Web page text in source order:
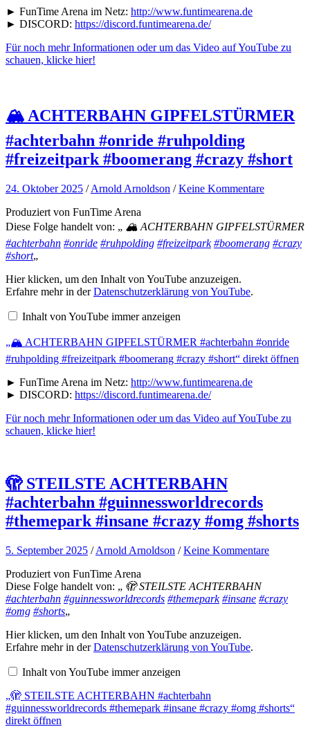
#short“
von
anzeigen
► FunTime Arena im Netz: http://www.funtimearena.de
► DISCORD: https://discord.funtimearena.de/
Für noch mehr Informationen oder um das Video auf YouTube zu
schauen, klicke hier!
🏔️ ACHTERBAHN GIPFELSTÜRMER
#achterbahn #onride #ruhpolding
#freizeitpark #boomerang #crazy #short
24. Oktober 2025 /Arnold Arnoldson /Keine Kommentare
Produziert von FunTime Arena
Diese Folge handelt von: „ 🏔️ ACHTERBAHN GIPFELSTÜRMER
#achterbahn #onride #ruhpolding #freizeitpark #boomerang #crazy
#short„
„🏔️
ACHTERBAHN
#achterbahn
#freizeitpark
#boomerang
#crazy
#short“
von
YouTube
Hier klicken, um den Inhalt von YouTube anzuzeigen.
Erfahre mehr in derDatenschutzerklärung von YouTube.
Inhalt von YouTube immer anzeigen
„🏔️ ACHTERBAHN GIPFELSTÜRMER #achterbahn #onride
#ruhpolding #freizeitpark #boomerang #crazy #short“ direkt öffnen
► FunTime Arena im Netz: http://www.funtimearena.de
► DISCORD: https://discord.funtimearena.de/
Für noch mehr Informationen oder um das Video auf YouTube zu
schauen, klicke hier!
🫣 STEILSTE ACHTERBAHN
#achterbahn #guinnessworldrecords
#themepark #insane #crazy #omg #shorts
5. September 2025 /Arnold Arnoldson /Keine Kommentare
Produziert von FunTime Arena
Diese Folge handelt von: „ 🫣 STEILSTE ACHTERBAHN
#achterbahn #guinnessworldrecords #themepark #insane #crazy
#omg #shorts„
„🫣
STEILSTE
ACHTERBAHN
#achterbahn
#guinnessworldrecords
#insane
#crazy
#omg
#shorts“
Hier klicken, um den Inhalt von YouTube anzuzeigen.
Erfahre mehr in derDatenschutzerklärung von YouTube.
Inhalt von YouTube immer anzeigen
„🫣 STEILSTE ACHTERBAHN #achterbahn
#guinnessworldrecords #themepark #insane #crazy #omg #shorts“
direkt öffnen